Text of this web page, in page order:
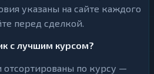
указаны на сайте каждого
перед сделкой.
с лучшим курсом?
по курсу —